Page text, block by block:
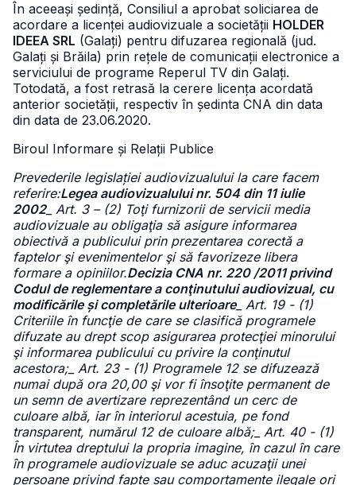
În aceeași ședință, Consiliul a aprobat soliciarea de
acordare a licenței audiovizuale a societății HOLDER
IDEEA SRL (Galați) pentru difuzarea regională (jud.
Galați și Brăila) prin rețele de comunicații electronice a
serviciului de programe Reperul TV din Galați.
Totodată, a fost retrasă la cerere licența acordată
anterior societății, respectiv în ședinta CNA din data
din data de 23.06.2020.
Biroul Informare și Relații Publice
Prevederile legislației audiovizualului la care facem
referire:Legea audiovizualului nr. 504 din 11 iulie
2002_ Art. 3 – (2) Toţi furnizorii de servicii media
audiovizuale au obligaţia să asigure informarea
obiectivă a publicului prin prezentarea corectă a
faptelor şi evenimentelor şi să favorizeze libera
formare a opiniilor.Decizia CNA nr. 220 /2011 privind
Codul de reglementare a conţinutului audiovizual, cu
modificările și completările ulterioare_ Art. 19 - (1)
Criteriile în funcţie de care se clasifică programele
difuzate au drept scop asigurarea protecţiei minorului
şi informarea publicului cu privire la conţinutul
acestora;_ Art. 23 - (1) Programele 12 se difuzează
numai după ora 20,00 şi vor fi însoţite permanent de
un semn de avertizare reprezentând un cerc de
culoare albă, iar în interiorul acestuia, pe fond
transparent, numărul 12 de culoare albă;_ Art. 40 - (1)
În virtutea dreptului la propria imagine, în cazul în care
în programele audiovizuale se aduc acuzaţii unei
persoane privind fapte sau comportamente ilegale ori